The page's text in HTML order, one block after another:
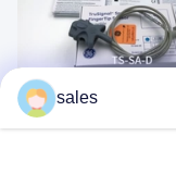
TS-SA-D TruSignal SpO2
Sensor wiederverwendbar
sales